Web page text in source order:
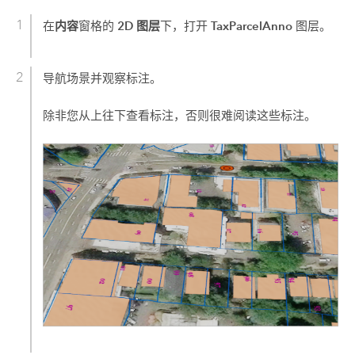
在内容窗格的 2D 图层下，打开TaxParcelAnno 图层。
导航场景并观察标注。
除非您从上往下查看标注，否则很难阅读这些标注。